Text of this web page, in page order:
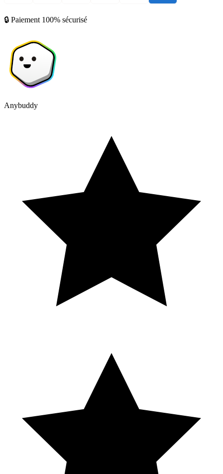
🔒 Paiement 100% sécurisé
Anybuddy